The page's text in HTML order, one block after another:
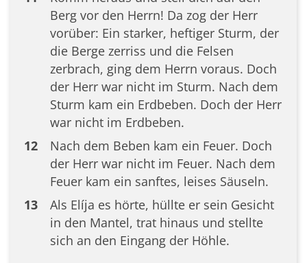
Berg vor den Herrn! Da zog der Herr
vorüber: Ein starker, heftiger Sturm, der
die Berge zerriss und die Felsen
zerbrach, ging dem Herrn voraus. Doch
der Herr war nicht im Sturm. Nach dem
Sturm kam ein Erdbeben. Doch der Herr
war nicht im Erdbeben.
12
Nach dem Beben kam ein Feuer. Doch
der Herr war nicht im Feuer. Nach dem
Feuer kam ein sanftes, leises Säuseln.
13
Als Elíja es hörte, hüllte er sein Gesicht
in den Mantel, trat hinaus und stellte
sich an den Eingang der Höhle.